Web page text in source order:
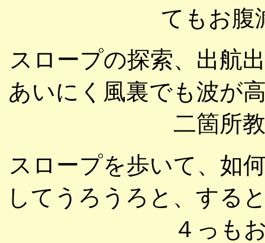
てもお腹
スロープの探索、出航
あいにく風裏でも波が
二箇所
スロープを歩いて、如
してうろうろと、する
４っも